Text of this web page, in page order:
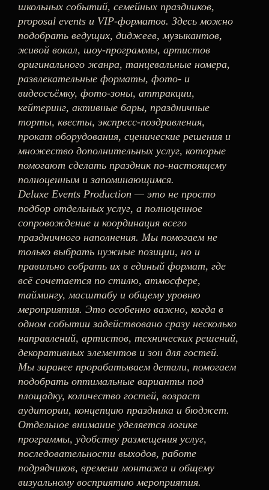
школьных событий, семейных праздников,
proposal events и VIP-форматов. Здесь можно
подобрать ведущих, диджеев, музыкантов,
живой вокал, шоу-программы, артистов
оригинального жанра, танцевальные номера,
развлекательные форматы, фото- и
видеосъёмку, фото-зоны, аттракции,
кейтеринг, активные бары, праздничные
торты, квесты, экспресс-поздравления,
прокат оборудования, сценические решения и
множество дополнительных услуг, которые
помогают сделать праздник по-настоящему
полноценным и запоминающимся.
Deluxe Events Production — это не просто
подбор отдельных услуг, а полноценное
сопровождение и координация всего
праздничного наполнения. Мы помогаем не
только выбрать нужные позиции, но и
правильно собрать их в единый формат, где
всё сочетается по стилю, атмосфере,
таймингу, масштабу и общему уровню
мероприятия. Это особенно важно, когда в
одном событии задействовано сразу несколько
направлений, артистов, технических решений,
декоративных элементов и зон для гостей.
Мы заранее прорабатываем детали, помогаем
подобрать оптимальные варианты под
площадку, количество гостей, возраст
аудитории, концепцию праздника и бюджет.
Отдельное внимание уделяется логике
программы, удобству размещения услуг,
последовательности выходов, работе
подрядчиков, времени монтажа и общему
визуальному восприятию мероприятия.